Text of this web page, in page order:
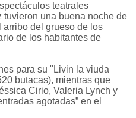
teatrales
una buena noche de
arribo del grueso de los
de los habitantes de
para su "Livin la viuda
butacas), mientras que
Cirio, Valeria Lynch y
agotadas” en el